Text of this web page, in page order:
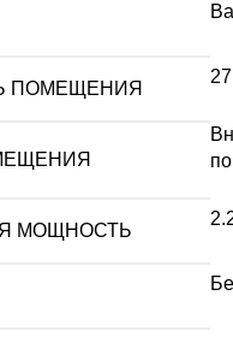
ПОМЕЩЕНИЯ
МОЩНОСТЬ